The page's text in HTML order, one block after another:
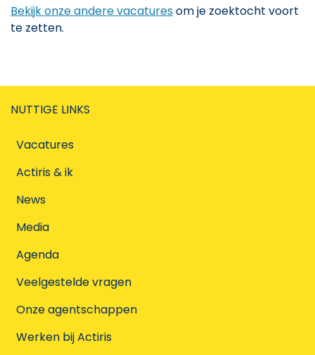
Bekijk onze andere vacaturesom je zoektocht voort
te zetten.
NUTTIGE LINKS
Vacatures
Actiris & ik
News
Media
Agenda
Veelgestelde vragen
Onze agentschappen
Werken bij Actiris